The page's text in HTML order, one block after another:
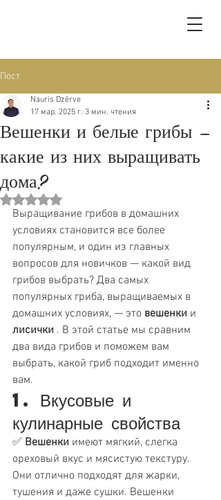
Пост
Вешенки и белые грибы —
какие из них выращивать
дома?
Nauris Dzērve
17 мар. 2025 г. 3 мин. чтения
Оценка: не число из 5 звезд.
Выращивание грибов в домашних
условиях становится все более
популярным, и один из главных
вопросов для новичков — какой вид
грибов выбрать? Два самых
популярных гриба, выращиваемых в
домашних условиях, — это вешенки и
лисички . В этой статье мы сравним
два вида грибов и поможем вам
выбрать, какой гриб подходит именно
вам.
1. Вкусовые и
кулинарные свойства
✅ Вешенки имеют мягкий, слегка
ореховый вкус и мясистую текстуру.
Они отлично подходят для жарки,
тушения и даже сушки. Вешенки